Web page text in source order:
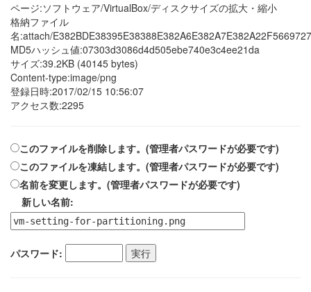
ページ:ソフトウェア/VirtualBox/ディスクサイズの拡大・縮小
格納ファイル
名:attach/
MD5ハッシュ値:07303d3086d4d505ebe740e3c4ee21da
サイズ:39.2KB (40145 bytes)
Content-type:image/png
登録日時:2017/02/15 10:56:07
アクセス数:2295
このファイルを削除します。(管理者パスワードが必要です)
このファイルを凍結します。(管理者パスワードが必要です)
名前を変更します。(管理者パスワードが必要です)
新しい名前:
パスワード: